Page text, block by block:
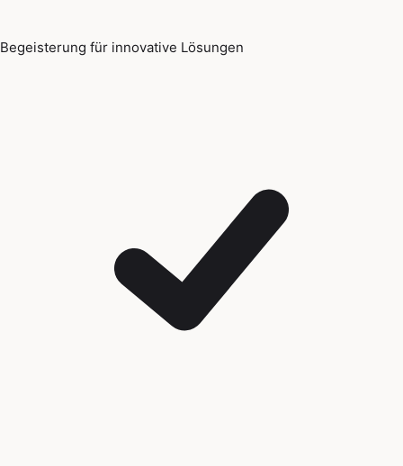
Begeisterung für innovative Lösungen